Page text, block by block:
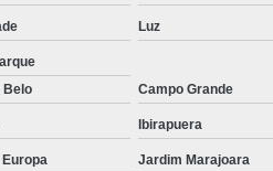
Nano
Nano
Luz
Belo Campo Grande
Ibirapuera
Jardim Marajoara